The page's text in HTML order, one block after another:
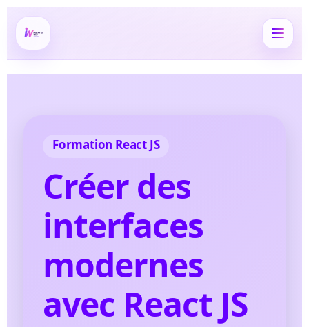
Formation React JS
Créer des
interfaces
modernes
avec React JS